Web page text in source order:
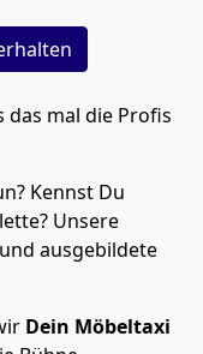
das mal die Profis
Kennst Du
Unsere
ausgebildete
Dein Möbeltaxi